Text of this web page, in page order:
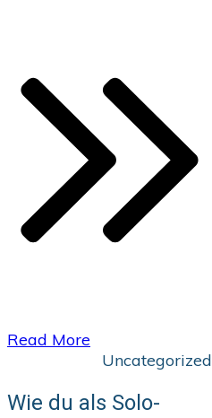
​Read More
Uncategorized
Wie du als Solo-